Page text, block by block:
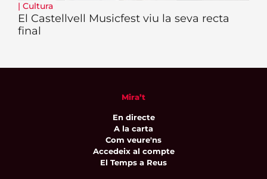
| Cultura
El Castellvell Musicfest viu la seva recta
final
Mira’t
En directe
A la carta
Com veure'ns
Accedeix al compte
El Temps a Reus